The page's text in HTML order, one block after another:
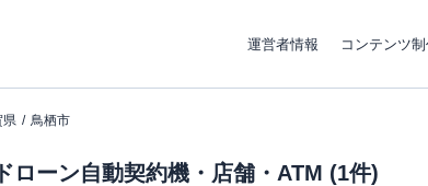
運営者情報 コンテンツ
県 鳥栖市
ローン自動契約機・店舗・ATM (1件)